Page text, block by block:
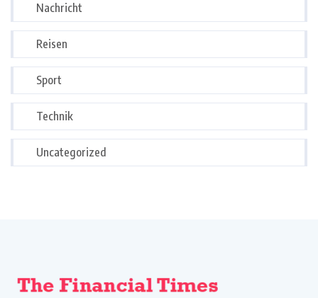
Nachricht
Reisen
Sport
Technik
Uncategorized